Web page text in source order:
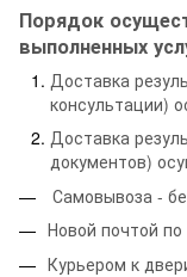
Порядок
выполненных
Доставка
консультации)
Доставка
документов)
Самовывоза -
Новой почтой по
Курьером к